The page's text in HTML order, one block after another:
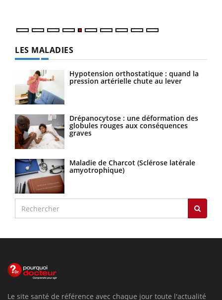
LES MALADIES
Hypotension orthostatique : quand la
pression artérielle chute au lever
Drépanocytose : une déformation des
globules rouges aux conséquences
graves
Maladie de Charcot (Sclérose latérale
amyotrophique)
Le site santé de référence avec chaque jour toute l'actualité